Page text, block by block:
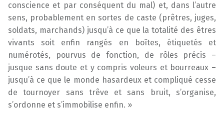
conscience et par conséquent du mal) et, dans l’autre
sens, probablement en sortes de caste (prêtres, juges,
soldats, marchands) jusqu’à ce que la totalité des êtres
vivants soit enfin rangés en boîtes, étiquetés et
numérotés, pourvus de fonction, de rôles précis –
jusque sans doute et y compris voleurs et bourreaux –
jusqu’à ce que le monde hasardeux et compliqué cesse
de tournoyer sans trêve et sans bruit, s’organise,
s’ordonne et s’immobilise enfin. »